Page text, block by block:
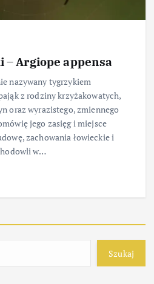
Argiope appensa
nazywany tygrzykiem
z rodziny krzyżakowatych,
oraz wyrazistego, zmiennego
jego zasięg i miejsce
zachowania łowieckie i
hodowli w…
Szukaj